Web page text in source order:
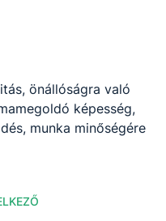
önállóságra való
képesség,
munka minőségére